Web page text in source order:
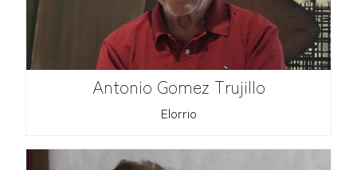
Antonio Gomez Trujillo
Elorrio